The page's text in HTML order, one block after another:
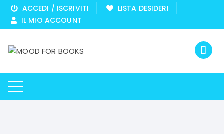
Vai
contenuto
ACCEDI / ISCRIVITI
LISTA DESIDERI
IL MIO ACCOUNT